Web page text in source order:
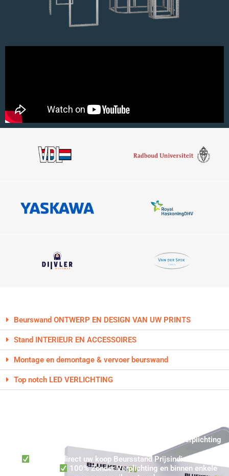
Beurswand ONTWERP EN DESIGN VAN UW PRINTS
Stand INTERIEUR EN ACCESSOIRES
Montage en demontage & vervoer beurswand
Top notch LED VERLICHTING
Hillegom Presentatiewand Kopen ★ 100% Zonder Verplichting
Verzoek direct uw koop Beursstand Prijsindicatie in
100% Zonder Verplichting en binnen enkele